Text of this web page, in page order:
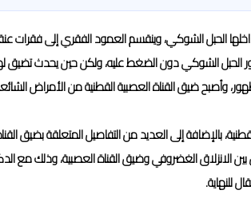
الحبل الشوكي، وينقسم العمود الفقري إلى فقرات
الحبل الشوكي دون الضغط عليه، ولكن حين يحدث تضيق
وأصبح ضيق القناة العصبية القطنية من الأمراض
بالإضافة إلى العديد من التفاصيل المتعلقة بضيق
الانزلاق الغضروفي وضيق القناة العصبية، وذلك مع
للنهاية.